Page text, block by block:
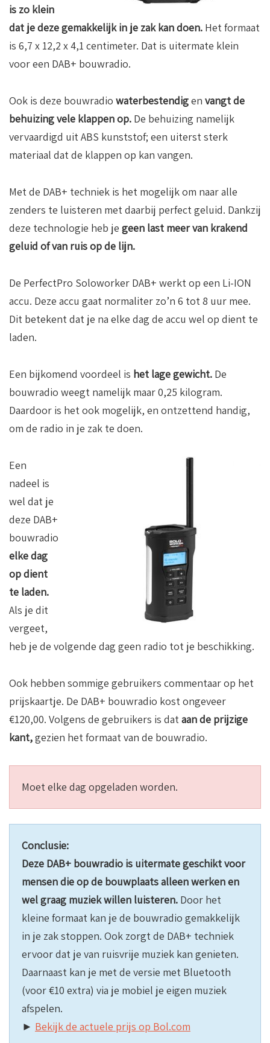
is zo klein
dat je deze gemakkelijk in je zak kan doen. Het formaat
is 6,7 x 12,2 x 4,1 centimeter. Dat is uitermate klein
voor een DAB+ bouwradio.
Ook is deze bouwradio waterbestendigen vangt de
behuizing vele klappen op. De behuizing namelijk
vervaardigd uit ABS kunststof; een uiterst sterk
materiaal dat de klappen op kan vangen.
Met de DAB+ techniek is het mogelijk om naar alle
zenders te luisteren met daarbij perfect geluid. Dankzij
deze technologie heb je geen last meer van krakend
geluid of van ruis op de lijn.
De PerfectPro Soloworker DAB+ werkt op een Li-ION
accu. Deze accu gaat normaliter zo’n 6 tot 8 uur mee.
Dit betekent dat je na elke dag de accu wel op dient te
laden.
Een bijkomend voordeel is het lage gewicht. De
bouwradio weegt namelijk maar 0,25 kilogram.
Daardoor is het ook mogelijk, en ontzettend handig,
om de radio in je zak te doen.
Een
nadeel is
wel dat je
deze DAB+
bouwradio
elke dag
op dient
te laden.
Als je dit
vergeet,
heb je de volgende dag geen radio tot je beschikking.
Ook hebben sommige gebruikers commentaar op het
prijskaartje. De DAB+ bouwradio kost ongeveer
€120,00. Volgens de gebruikers is dat aan de prijzige
kant,gezien het formaat van de bouwradio.
Moet elke dag opgeladen worden.
Conclusie:
Deze DAB+ bouwradio is uitermate geschikt voor
mensen die op de bouwplaats alleen werken en
wel graag muziek willen luisteren. Door het
kleine formaat kan je de bouwradio gemakkelijk
in je zak stoppen. Ook zorgt de DAB+ techniek
ervoor dat je van ruisvrije muziek kan genieten.
Daarnaast kan je met de versie met Bluetooth
(voor €10 extra) via je mobiel je eigen muziek
afspelen.
► Bekijk de actuele prijs op Bol.com